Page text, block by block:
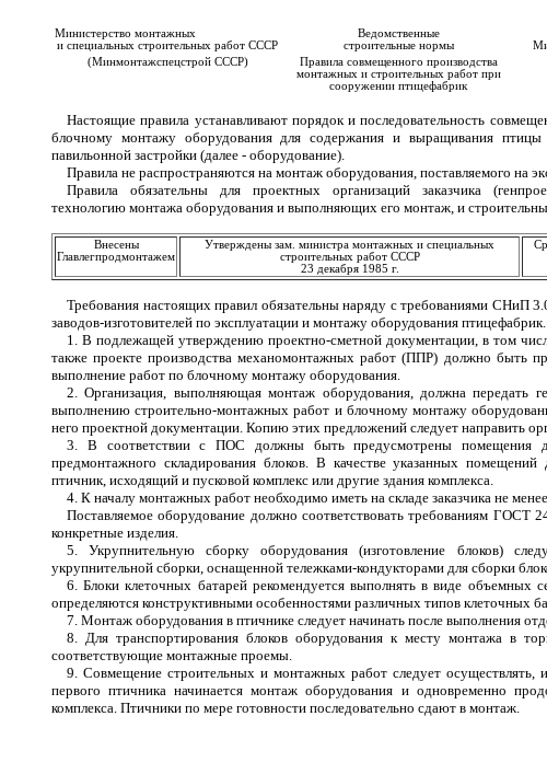
Министерство монтажных
и специальных строительных работ СССР
Ведомственные
строительные нормы
(Минмонтажспецстрой СССР)
Правила совмещенного производства
монтажных и строительных работ при
сооружении птицефабрик
Настоящие правила устанавливают порядок и последовательность
блочному монтажу оборудования для содержания и выращивания
павильонной застройки (далее - оборудование).
Правила не распространяются на монтаж оборудования, поставляемого на
Правила обязательны для проектных организаций заказчика
технологию монтажа оборудования и выполняющих его монтаж, и
Внесены
Главлегпродмонтажем
Утверждены зам. министра монтажных и специальных
строительных работ СССР
23 декабря 1985 г.
Требования настоящих правил обязательны наряду с требованиями СНиП
заводов-изготовителей по эксплуатации и монтажу оборудования птицефабрик.
1. В подлежащей утверждению проектно-сметной документации, в том
также проекте производства механомонтажных работ (ППР) должно быть
выполнение работ по блочному монтажу оборудования.
2. Организация, выполняющая монтаж оборудования, должна передать
выполнению строительно-монтажных работ и блочному монтажу
него проектной документации. Копию этих предложений следует направить
3. В соответствии с ПОС должны быть предусмотрены помещения
предмонтажного складирования блоков. В качестве указанных
птичник, исходящий и пусковой комплекс или другие здания комплекса.
4. К началу монтажных работ необходимо иметь на складе заказчика не
Поставляемое оборудование должно соответствовать требованиям ГОСТ
конкретные изделия.
5. Укрупнительную сборку оборудования (изготовление блоков)
укрупнительной сборки, оснащенной тележками-кондукторами для сборки
6. Блоки клеточных батарей рекомендуется выполнять в виде объемных
определяются конструктивными особенностями различных типов клеточных
7. Монтаж оборудования в птичнике следует начинать после выполнения
8. Для транспортирования блоков оборудования к месту монтажа в
соответствующие монтажные проемы.
9. Совмещение строительных и монтажных работ следует осуществлять,
первого птичника начинается монтаж оборудования и одновременно
комплекса. Птичники по мере готовности последовательно сдают в монтаж.